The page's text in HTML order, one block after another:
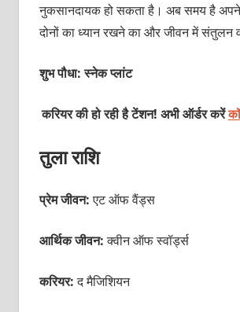
नुकसानदायक हो सकता है। अब समय है
दोनों का ध्यान रखने का और जीवन में संतुलन
शुभ पौधा: स्नेक प्लांट
करियर की हो रही है टेंशन! अभी ऑर्डर करें
तुला राशि
प्रेम जीवन:एट ऑफ वैंड्स
आर्थिक जीवन:क्वीन ऑफ स्वॉर्ड्स
करियर:द मैजिशियन